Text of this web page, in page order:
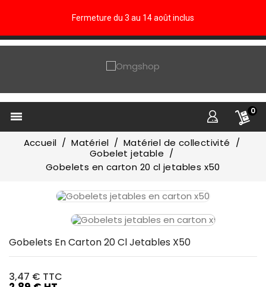
Fermeture du 3 au 14 août inclus
 0
Accueil Matériel
Matériel de collectivité
Gobelet jetable
Gobelets en carton 20 cl jetables x50
Gobelets En Carton 20 Cl Jetables X50
3,47 € TTC